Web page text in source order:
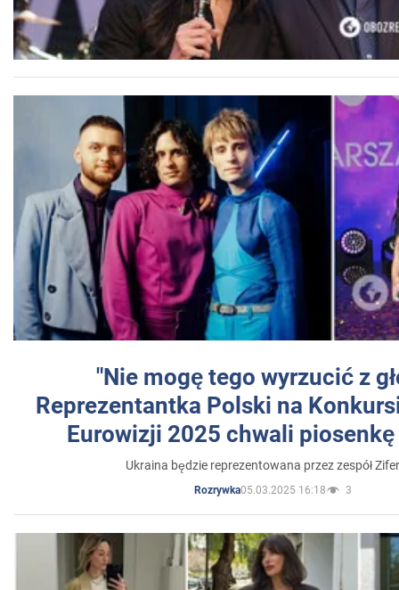
"Nie mogę tego wyrzucić z
Reprezentantka Polski na
Eurowizji 2025 chwali
Ukraina będzie reprezentowana przez zespół
Rozrywka05.03.2025 16:18 3